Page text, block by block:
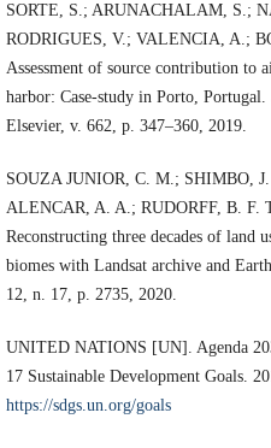
SORTE, S.; ARUNACHALAM, S.;
RODRIGUES, V.; VALENCIA, A.;
Assessment of source contribution to
harbor: Case-study in Porto,
Elsevier, v. 662, p. 347–360, 2019.
SOUZA JUNIOR, C. M.; SHIMBO,
ALENCAR, A. A.; RUDORFF, B. F.
Reconstructing three decades of land
biomes with Landsat archive and
12, n. 17, p. 2735, 2020.
UNITED NATIONS [UN]. Agenda
17 Sustainable Development Goals.
https://sdgs.un.org/goals